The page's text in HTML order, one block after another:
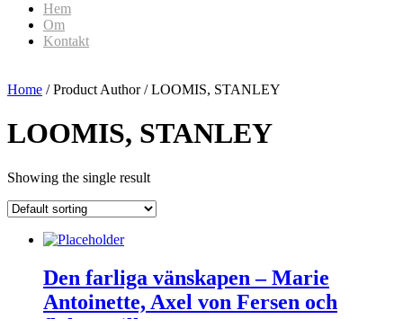
Hem
Om
Kontakt
Home / Product Author / LOOMIS, STANLEY
LOOMIS, STANLEY
Showing the single result
Den farliga vänskapen – Marie
Antoinette, Axel von Fersen och